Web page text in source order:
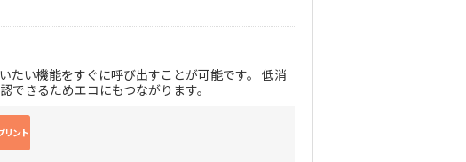
たい機能をすぐに呼び出すことが可能です。 低消
きるためエコにもつながります。
リント